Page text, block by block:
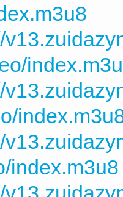
index.m3u8